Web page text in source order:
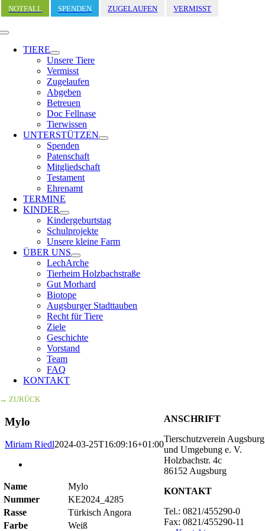
Zum
Inhalt
springen
NOTFALL SPENDEN ZUGELAUFEN VERMISST
Toggle
Navigation
TIERE
Unsere Tiere
Vermisst
Zugelaufen
Abgeben
Betreuen
Doc Fellnase
Tierwissen
UNTERSTÜTZEN
Spenden
Patenschaft
Mitgliedschaft
Testament
Ehrenamt
TERMINE
KINDER
Kindergeburtstag
Schulprojekte
Unsere kleine Farm
ÜBER UNS
LechArche
Tierheim Holzbachstraße
Gut Morhard
Biotope
Augsburger Stadttauben
Recht für Tiere
Ziele
Geschichte
Vorstand
Team
FAQ
KONTAKT
→ ZURÜCK
Mylo
Miriam Riedl2024-03-25T16:09:16+01:00
Name
Mylo
Nummer
KE2024_4285
Rasse
Türkisch Angora
Farbe
Weiß
ANSCHRIFT
Tierschutzverein Augsburg
und Umgebung e. V.
Holzbachstr. 4c
86152 Augsburg
KONTAKT
Tel.: 0821/455290-0
Fax: 0821/455290-11